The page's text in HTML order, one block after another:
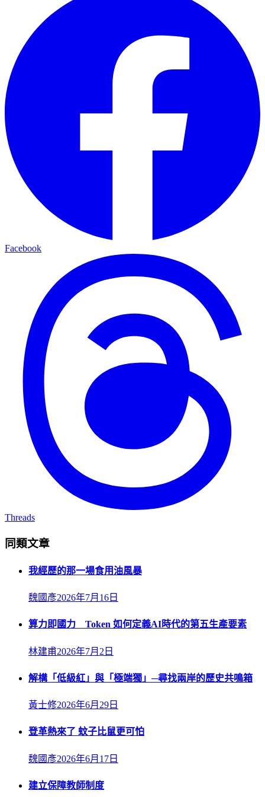
Facebook
Threads
同類文章
我經歷的那一場食用油風暴
魏國彥2026年7月16日
算力即國力 Token 如何定義AI時代的第五生產要素
林建甫2026年7月2日
解構「低級紅」與「極端獨」─尋找兩岸的歷史共鳴箱
黃士修2026年6月29日
登革熱來了 蚊子比鼠更可怕
魏國彥2026年6月17日
建立保障教師制度